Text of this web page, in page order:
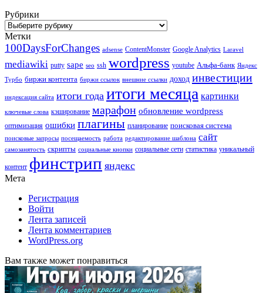
Рубрики
Рубрики
Метки
100DaysForChanges adsense ContentMonster Google Analytics Laravel
mediawiki putty sape seo ssh wordpress youtube Альфа-банк Яндекс
Турбо биржи контента биржи ссылок внешние ссылки доход инвестиции
индексация сайта итоги года итоги месяца картинки
ключевые слова кэширование марафон обновление wordpress
оптимизация ошибки плагины планирование поисковая система
поисковые запросы посещаемость работа редактирование шаблона сайт
самозанятость скрипты социальные кнопки социальные сети статистика уникальный
контент финстрип яндекс
Мета
Регистрация
Войти
Лента записей
Лента комментариев
WordPress.org
Вам также может понравиться